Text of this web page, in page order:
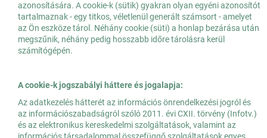
azonosítására. A cookie-k (sütik) gyakran olyan egyéni azonosítót
tartalmaznak - egy titkos, véletlenül generált számsort - amelyet
az Ön eszköze tárol. Néhány cookie (süti) a honlap bezárása után
megszűnik, néhány pedig hosszabb időre tárolásra kerül
számítógépén.
A cookie-k jogszabályi háttere és jogalapja:
Az adatkezelés hátterét az információs önrendelkezési jogról és
az információszabadságról szóló 2011. évi CXII. törvény (Infotv.)
és az elektronikus kereskedelmi szolgáltatások, valamint az